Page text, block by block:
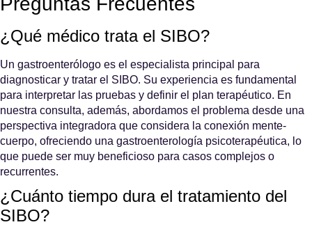
¿Qué médico trata el SIBO?
Un gastroenterólogo es el especialista principal para
diagnosticar y tratar el SIBO. Su experiencia es fundamental
para interpretar las pruebas y definir el plan terapéutico. En
nuestra consulta, además, abordamos el problema desde una
perspectiva integradora que considera la conexión mente-
cuerpo, ofreciendo una gastroenterología psicoterapéutica, lo
que puede ser muy beneficioso para casos complejos o
recurrentes.
¿Cuánto tiempo dura el tratamiento del
SIBO?